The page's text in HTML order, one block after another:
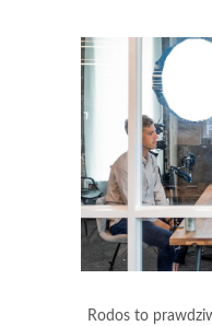
Rodos to